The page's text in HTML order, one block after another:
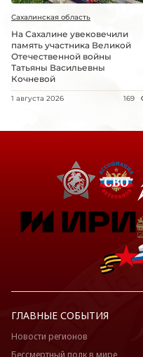
Сахалинская область
На Сахалине увековечили
память участника Великой
Отечественной войны
Татьяны Васильевны
Кочневой
1 августа 2026 169
ГЛАВНЫЕ СОБЫТИЯ
Новости регионов
Бессмертный полк в мире